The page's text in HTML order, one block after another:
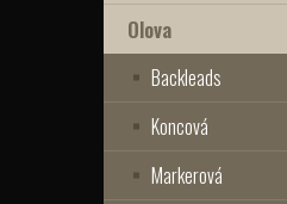
Olova
Backleads
Koncová
Markerová